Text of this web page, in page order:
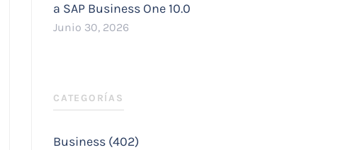
a SAP Business One 10.0
Junio 30, 2026
CATEGORÍAS
Business (402)